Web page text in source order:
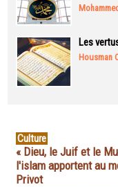
Les
Housman
Culture
« Dieu, le Juif et le
l'islam apportent au
Privot